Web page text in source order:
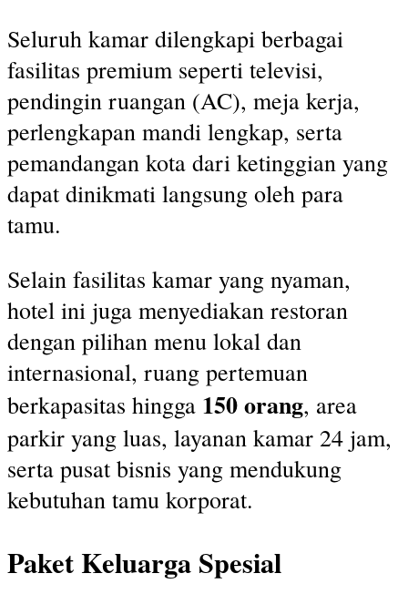
Seluruh kamar dilengkapi berbagai
fasilitas premium seperti televisi,
pendingin ruangan (AC), meja kerja,
perlengkapan mandi lengkap, serta
pemandangan kota dari ketinggian yang
dapat dinikmati langsung oleh para
tamu.
Selain fasilitas kamar yang nyaman,
hotel ini juga menyediakan restoran
dengan pilihan menu lokal dan
internasional, ruang pertemuan
berkapasitas hingga 150 orang, area
parkir yang luas, layanan kamar 24 jam,
serta pusat bisnis yang mendukung
kebutuhan tamu korporat.
Paket Keluarga Spesial